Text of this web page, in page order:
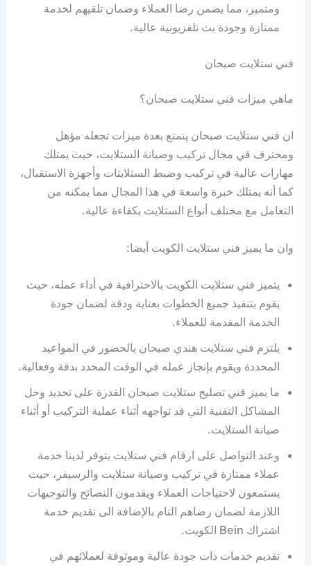
ومتميز، مما يضمن رضا العملاء وضمان تلقيهم لخدمة
ممتازة وجودة بث تلفزيونية عالية.
فني ستلايت صبحان
ماهي ميزات فني ستلايت صبحان؟
ان فني ستلايت صبحان يتمتع بعدة ميزات تجعله مؤهل
ومحترف في مجال تركيب وصيانة الستلايت، حيث يمتلك
مهارات عالية في تركيب وضبط الستلايتات وأجهزة الاستقبال،
كما أنه يمتلك خبرة واسعة في هذا المجال مما يمكنه من
التعامل مع مختلف أنواع الستلايت بكفاءة عالية.
وان ما يميز فني ستلايت الكويت أيضا:
يتميز فني ستلايت الكويت بالاحترافية في أداء عمله، حيث
يقوم بتنفيذ جميع الخطوات بعناية ودقة لضمان جودة
الخدمة المقدمة للعملاء.
يلتزم فني ستلايت هندي صبحان بالحضور في المواعيد
المحددة ويقوم بإنجاز عمله في الوقت المحدد بدقة وفعالية.
ما يميز فني تصليح ستلايت صبحان القدرة على تحديد وحل
المشاكل التقنية التي قد تواجهه أثناء عملية التركيب أو أثناء
صيانة الستلايت.
وعند التواصل على ارقام فني ستلايت يتوفر لدينا خدمة
عملاء ممتازة في تركيب وصيانة ستلايت والرسيفر، حيث
يستمعون لاحتياجات العملاء ويقدمون النصائح والتوجيهات
اللازمة لضمان رضاهم التام بالإضافة الى تقديم خدمة
اشتراك Bein الكويت.
تقديم خدمات ذات جودة عالية وموثوقة لعملائهم في